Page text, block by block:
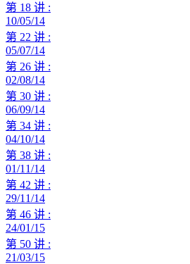
第 18 讲 :
10/05/14
第 22 讲 :
05/07/14
第 26 讲 :
02/08/14
第 30 讲 :
06/09/14
第 34 讲 :
04/10/14
第 38 讲 :
01/11/14
第 42 讲 :
29/11/14
第 46 讲 :
24/01/15
第 50 讲 :
21/03/15